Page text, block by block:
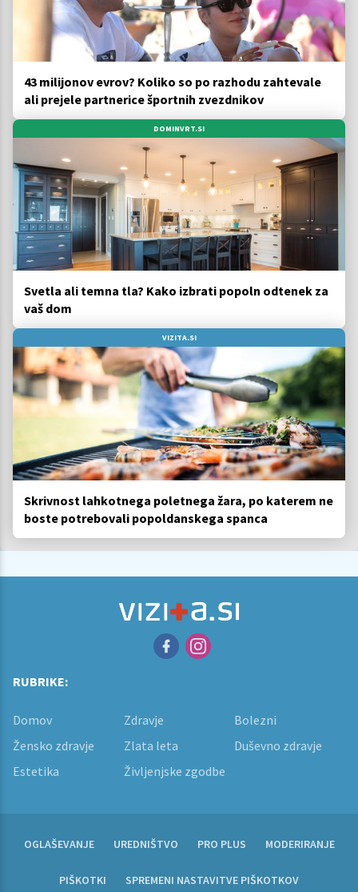
43 milijonov evrov? Koliko so po razhodu zahtevale
ali prejele partnerice športnih zvezdnikov
DOMINVRT.SI
Svetla ali temna tla? Kako izbrati popoln odtenek za
vaš dom
VIZITA.SI
Skrivnost lahkotnega poletnega žara, po katerem ne
boste potrebovali popoldanskega spanca
RUBRIKE:
Domov Zdravje
Bolezni
Žensko zdravje
Zlata leta
Duševno zdravje
Estetika
Življenjske zgodbe
OGLAŠEVANJE UREDNIŠTVO PRO PLUS MODERIRANJE
PIŠKOTKI SPREMENI NASTAVITVE PIŠKOTKOV